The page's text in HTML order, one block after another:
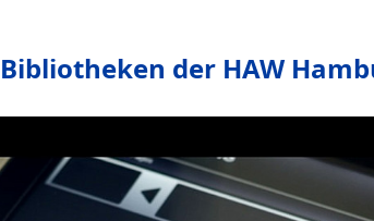
der HAW
hinweisen, dass nach